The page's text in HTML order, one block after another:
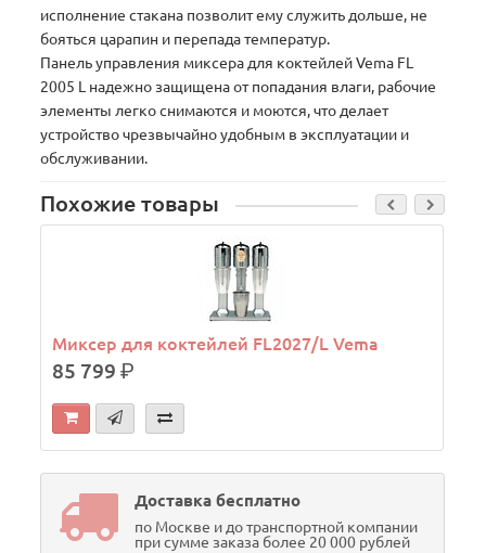
исполнение стакана позволит ему служить дольше, не
бояться царапин и перепада температур.
Панель управления миксера для коктейлей Vema FL
2005 L надежно защищена от попадания влаги, рабочие
элементы легко снимаются и моются, что делает
устройство чрезвычайно удобным в эксплуатации и
обслуживании.
Похожие товары
Миксер для коктейлей FL2027/L Vema
85 799р.
Доставка бесплатно
по Москве и до транспортной компании
при сумме заказа более 20 000 рублей